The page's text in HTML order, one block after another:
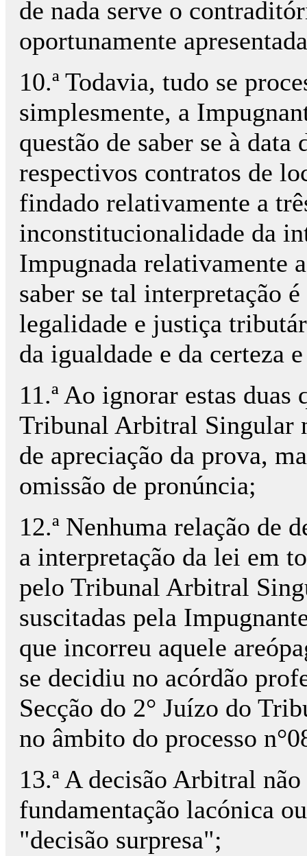
de nada serve o
oportunamente
10.ª Todavia, tudo se
simplesmente, a
questão de saber se à
respectivos contratos de
findado relativamente a
inconstitucionalidade da
Impugnada relativamente
saber se tal interpretação
legalidade e justiça
da igualdade e da certeza
11.ª Ao ignorar estas duas
Tribunal Arbitral Singular
de apreciação da prova,
omissão de pronúncia;
12.ª Nenhuma relação de
a interpretação da lei em
pelo Tribunal Arbitral
suscitadas pela
que incorreu aquele
se decidiu no acórdão
Secção do 2° Juízo do
no âmbito do processo
13.ª A decisão Arbitral
fundamentação lacónica
"decisão surpresa";